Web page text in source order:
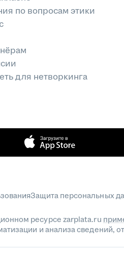
по вопросам этики
для нетворкинга
Защита персональных
ресурсе zarplata.ru
и анализа сведений,